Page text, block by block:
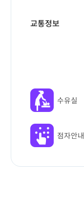
교통정보
수유실
점자안내